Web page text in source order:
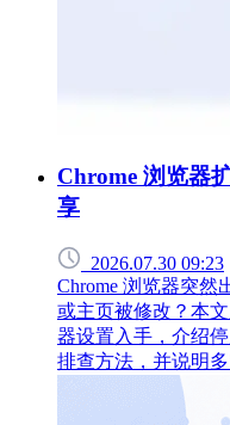
Chrome 浏览器
享
2026.07.30 09:23
Chrome 浏览器突然
或主页被修改？本
器设置入手，介绍
排查方法，并说明